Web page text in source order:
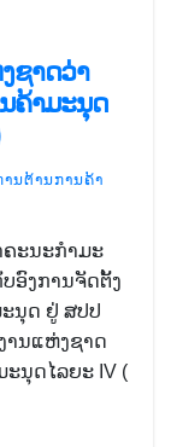
ຊາດວ່າ
ຄ້າມະນຸດ
ນຕ້ານການຄ້າ
ຄະນະກໍາມະ
ອົງການຈັດຕັ້ງ
ນຸດ ຢູ່ ສປປ
ານແຫ່ງຊາດ
ນຸດໄລຍະ IV (